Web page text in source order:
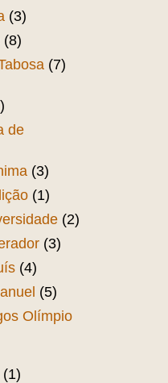
(3)
(8)
(7)
de
(3)
(1)
(2)
(3)
(4)
(5)
Olímpio
(1)